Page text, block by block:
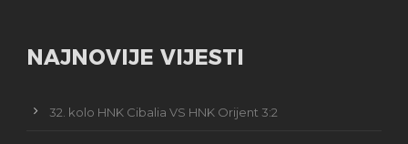
NAJNOVIJE VIJESTI
32. kolo HNK Cibalia VS HNK Orijent 3:2